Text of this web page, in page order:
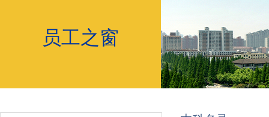
员工之窗